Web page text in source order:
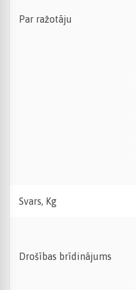
Par ražotāju
Svars, Kg
Drošības brīdinājums